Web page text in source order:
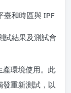
臺和時區與 IPF
試結果及測試會
產環境使用。此
重新測試，以